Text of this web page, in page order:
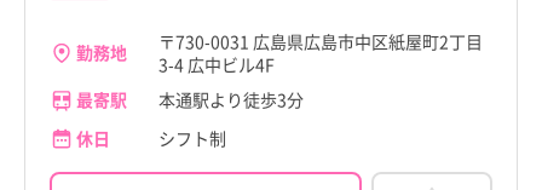
勤務地
〒730-0031 広島県広島市中区紙屋町2丁目
3-4 広中ビル4F
最寄駅
本通駅より徒歩3分
休日
シフト制